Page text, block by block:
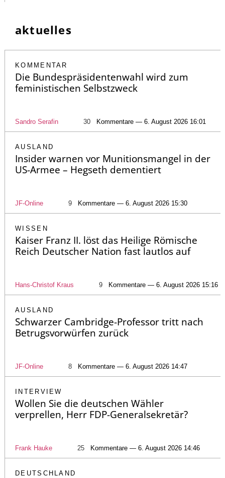
aktuelles
KOMMENTAR
Die Bundespräsidentenwahl wird zum
feministischen Selbstzweck
Sandro Serafin 30 Kommentare — 6. August 2026 16:01
AUSLAND
Insider warnen vor Munitionsmangel in der
US-Armee – Hegseth dementiert
JF-Online 9 Kommentare — 6. August 2026 15:30
WISSEN
Kaiser Franz II. löst das Heilige Römische
Reich Deutscher Nation fast lautlos auf
Hans-Christof Kraus 9 Kommentare — 6. August 2026 15:16
AUSLAND
Schwarzer Cambridge-Professor tritt nach
Betrugsvorwürfen zurück
JF-Online 8 Kommentare — 6. August 2026 14:47
INTERVIEW
Wollen Sie die deutschen Wähler
verprellen, Herr FDP-Generalsekretär?
Frank Hauke 25 Kommentare — 6. August 2026 14:46
DEUTSCHLAND